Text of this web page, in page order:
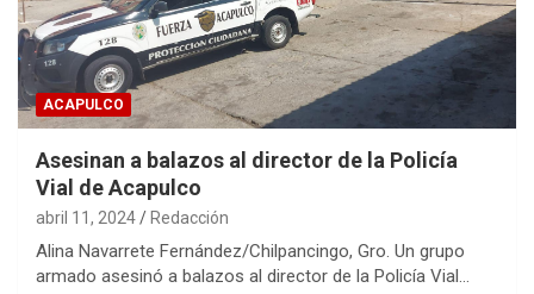
ACAPULCO
Asesinan a balazos al director de la Policía
Vial de Acapulco
abril 11, 2024 Redacción
Alina Navarrete Fernández/Chilpancingo, Gro. Un grupo
armado asesinó a balazos al director de la Policía Vial…